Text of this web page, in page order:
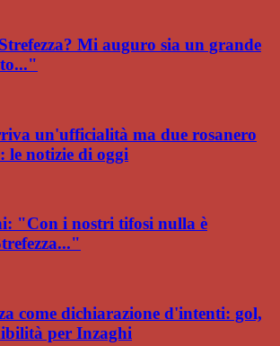
Mi auguro sia un grande
un'ufficialità ma due rosanero
le notizie di oggi
"Con i nostri tifosi nulla è
come dichiarazione d'intenti: gol,
per Inzaghi